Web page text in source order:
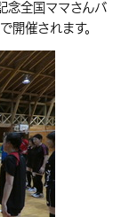
（한국어）
ポーツ・人権
け情報
す
ト・祭り
念全国ママさんバ
開催されます。